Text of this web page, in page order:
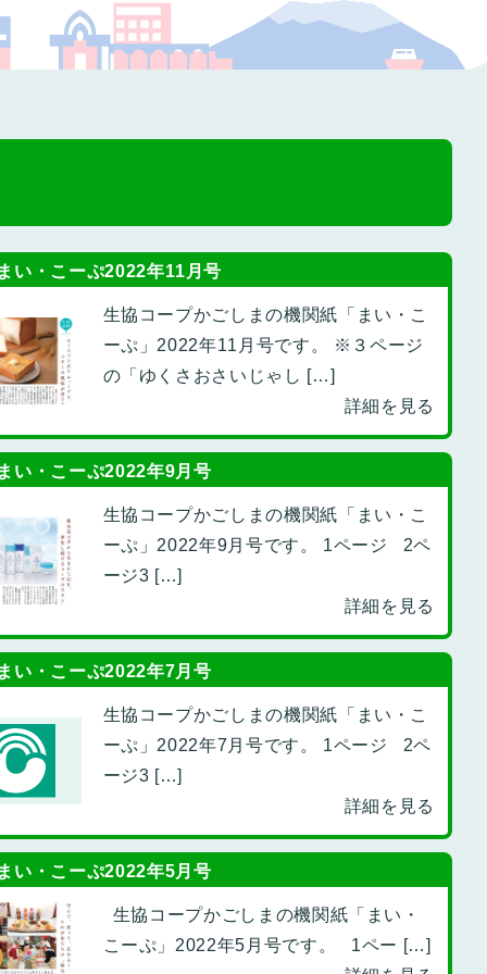
の福祉
い・こーぷ2022年11月号
生協コープかごしまの機関紙「まい・こ
ーぷ」2022年11月号です。 ※３ページ
の「ゆくさおさいじゃし […]
詳細を見る
い・こーぷ2022年9月号
生協コープかごしまの機関紙「まい・こ
ーぷ」2022年9月号です。 1ページ 2ペ
ージ3 […]
詳細を見る
い・こーぷ2022年7月号
生協コープかごしまの機関紙「まい・こ
ーぷ」2022年7月号です。 1ページ 2ペ
ージ3 […]
詳細を見る
い・こーぷ2022年5月号
生協コープかごしまの機関紙「まい・
こーぷ」2022年5月号です。 1ペー […]